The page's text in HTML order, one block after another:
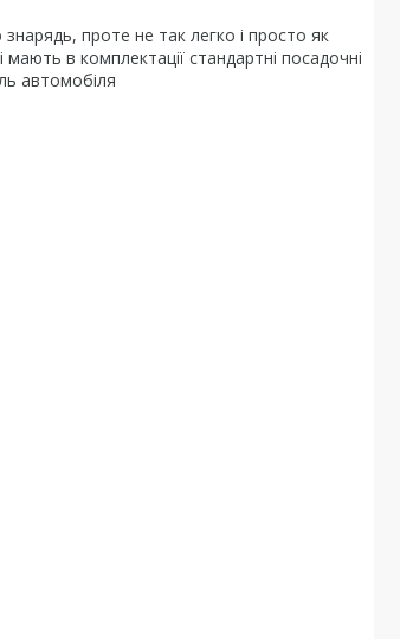
проте не так легко і просто як
в комплектації стандартні посадочні
автомобіля